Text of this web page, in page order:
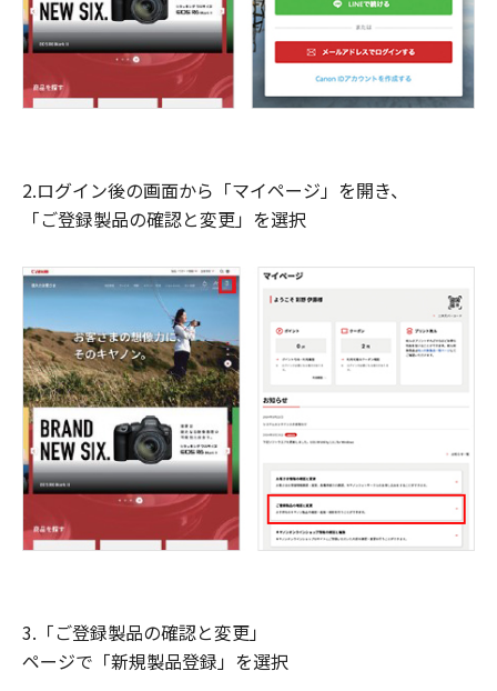
2.ログイン後の画面から「マイページ」を開き、
「ご登録製品の確認と変更」を選択
3.「ご登録製品の確認と変更」
ページで「新規製品登録」を選択